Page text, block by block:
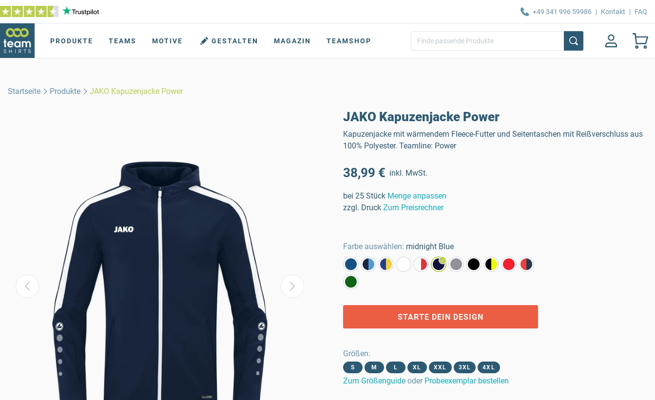
+49 341 996 59986 | Kontakt | FAQ
PRODUKTE TEAMS MOTIVE GESTALTEN MAGAZIN TEAMSHOP
Startseite Produkte JAKO Kapuzenjacke Power
JAKO Kapuzenjacke Power
Kapuzenjacke mit wärmendem Fleece-Futter und Seitentaschen mit Reißverschluss aus
100% Polyester. Teamline: Power
38,99 € inkl. MwSt.
bei 25 Stück Menge anpassen
zzgl. Druck Zum Preisrechner
Farbe auswählen: midnight Blue
STARTE DEIN DESIGN
Größen:
S M L XL XXL 3XL 4XL
Zum Größenguide oder Probeexemplar bestellen